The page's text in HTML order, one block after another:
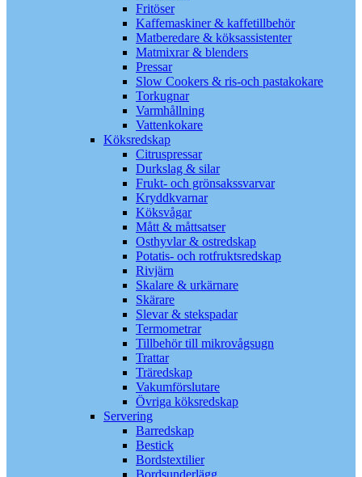
Fritöser
Kaffemaskiner & kaffetillbehör
Matberedare & köksassistenter
Matmixrar & blenders
Pressar
Slow Cookers & ris-och pastakokare
Torkugnar
Varmhållning
Vattenkokare
Köksredskap
Citruspressar
Durkslag & silar
Frukt- och grönsakssvarvar
Kryddkvarnar
Köksvågar
Mått & måttsatser
Osthyvlar & ostredskap
Potatis- och rotfruktsredskap
Rivjärn
Skalare & urkärnare
Skärare
Slevar & stekspadar
Termometrar
Tillbehör till mikrovågsugn
Trattar
Träredskap
Vakumförslutare
Övriga köksredskap
Servering
Barredskap
Bestick
Bordstextilier
Bordsunderlägg